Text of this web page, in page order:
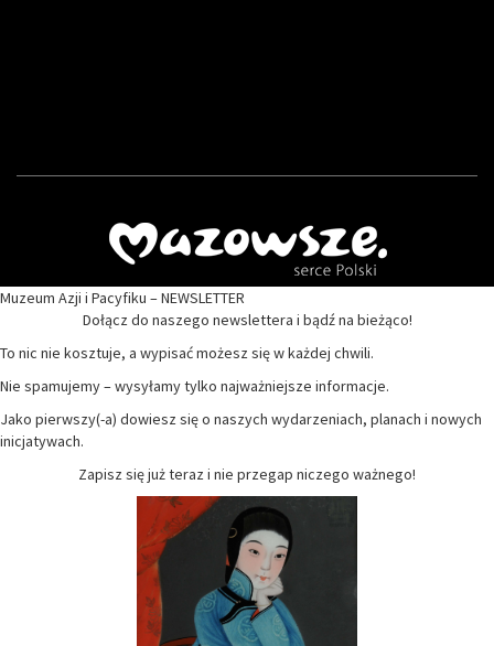
Muzeum Azji i Pacyfiku – NEWSLETTER
Dołącz do naszego newslettera i bądź na bieżąco!
To nic nie kosztuje, a wypisać możesz się w każdej chwili.
Nie spamujemy – wysyłamy tylko najważniejsze informacje.
Jako pierwszy(-a) dowiesz się o naszych wydarzeniach, planach i nowych
inicjatywach.
Zapisz się już teraz i nie przegap niczego ważnego!